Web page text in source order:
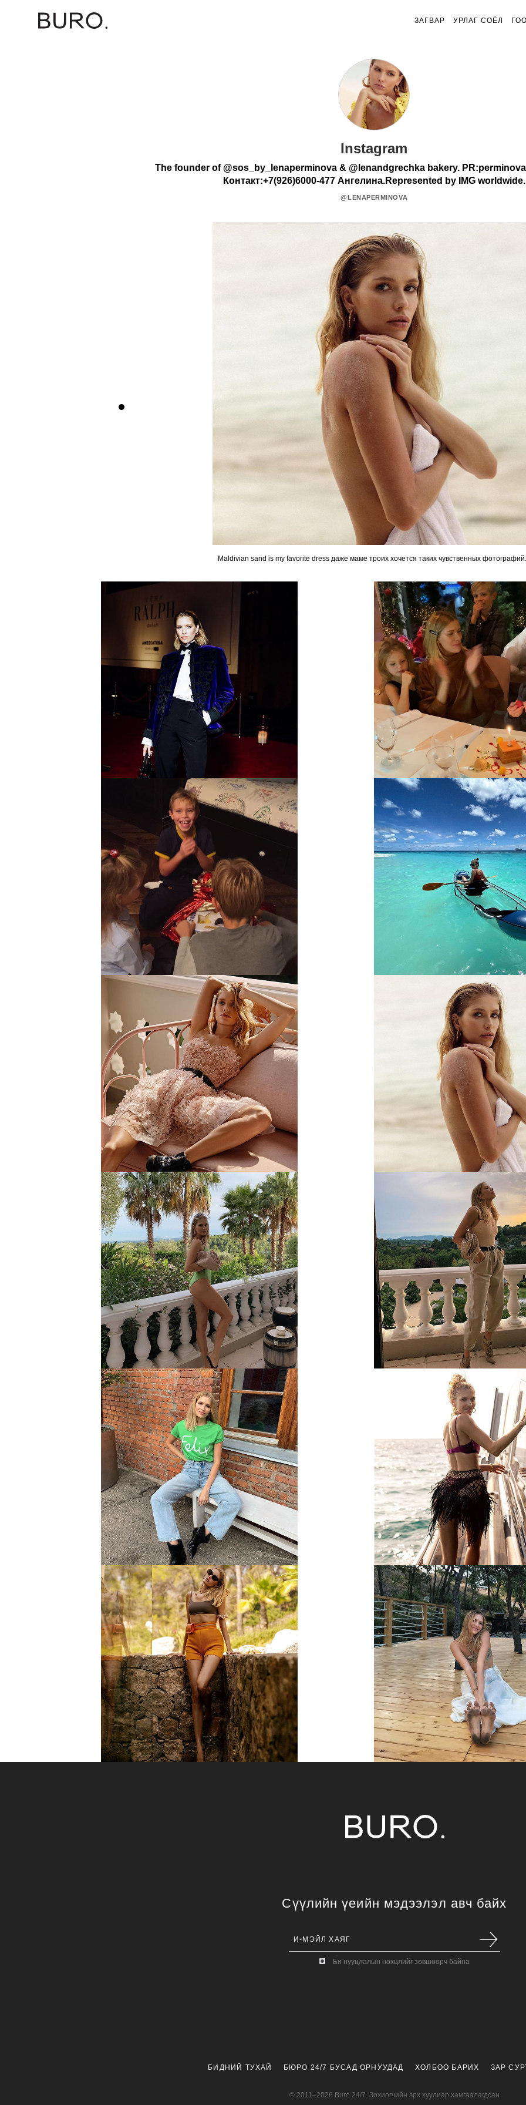
ЗАГВАР УРЛАГ СОЁЛ
Instagram
The founder of @sos_by_lenaperminova & @lenandgrechka bakery.
Контакт:+7(926)6000-477 Ангелина.Represented by IMG worldwide.
@LENAPERMINOVA
Maldivian sand is my favorite dress даже маме троих хочется таких чувственных
Сүүлийн үеийн мэдээлэл авч байх
Би нууцлалын нөхцлийг зөвшөөрч байна
БИДНИЙ ТУХАЙ БЮРО 24/7 БУСАД ОРНУУДАД ХОЛБОО БАРИХ ЗАР
© 2011–2026 Buro 24/7. Зохиогчийн эрх хуулиар хамгаалагдсан